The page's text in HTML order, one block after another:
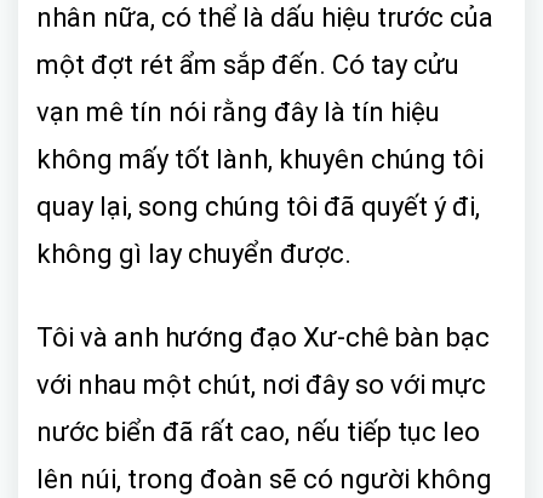
nhân nữa, có thể là dấu hiệu trước của
một đợt rét ẩm sắp đến. Có tay cửu
vạn mê tín nói rằng đây là tín hiệu
không mấy tốt lành, khuyên chúng tôi
quay lại, song chúng tôi đã quyết ý đi,
không gì lay chuyển được.
Tôi và anh hướng đạo Xư-chê bàn bạc
với nhau một chút, nơi đây so với mực
nước biển đã rất cao, nếu tiếp tục leo
lên núi, trong đoàn sẽ có người không